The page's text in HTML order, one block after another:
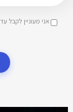
אני מעוניין לקבל